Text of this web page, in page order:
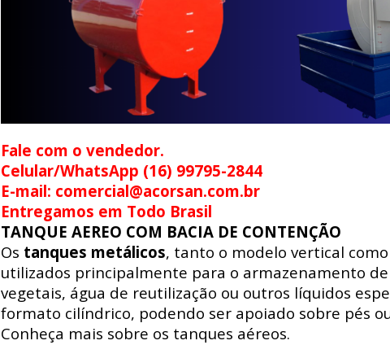
Fale com o vendedor.
Celular/WhatsApp (16) 99795-2844
E-mail: comercial@acorsan.com.br
Entregamos em Todo Brasil
TANQUE AEREO COM BACIA DE CONTENÇÃO
Os tanques metálicos, tanto o modelo vertical
utilizados principalmente para o armazenamento
vegetais, água de reutilização ou outros líquidos
formato cilíndrico, podendo ser apoiado sobre pés
Conheça mais sobre os tanques aéreos.